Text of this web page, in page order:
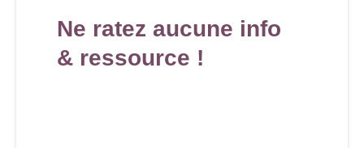
Ne ratez aucune info
& ressource !